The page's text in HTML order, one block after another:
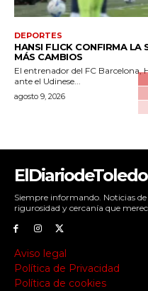
DEPORTES
HANSI FLICK CONFIRMA LA
MÁS CAMBIOS
El entrenador del FC Barcelona,
ante el Udinese...
agosto 9, 2026
Siempre informando. Noticias
rigurosidad y cercanía que
Aviso legal
Política de Privacidad
Política de cookies